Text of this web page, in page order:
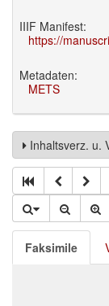
IIIF Manifest:
https://
Metadaten:
METS
Inhaltsverz. u.
Faksimile